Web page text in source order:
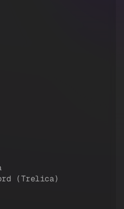
(Trelica)